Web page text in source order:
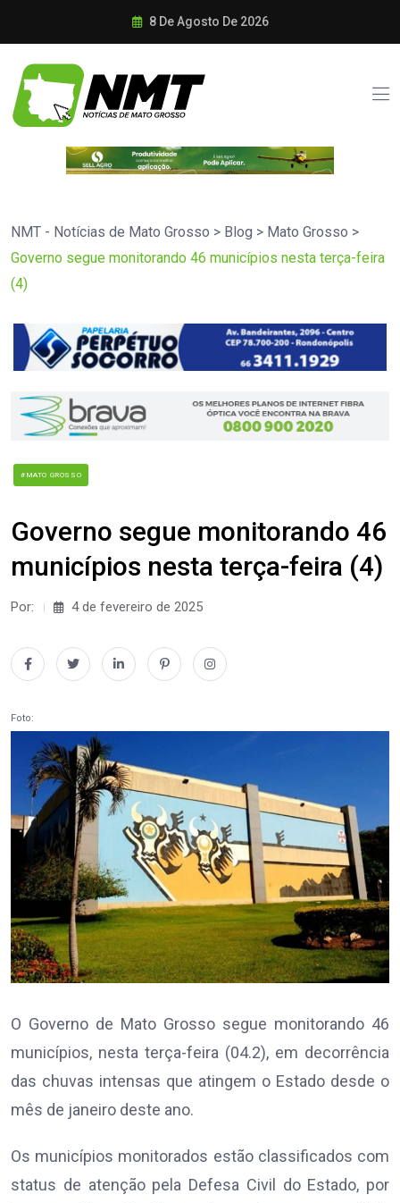
8 De Agosto De 2026
NMT - Notícias de Mato Grosso > Blog > Mato Grosso >
Governo segue monitorando 46 municípios nesta terça-feira
(4)
#MATO GROSSO
Governo segue monitorando 46
municípios nesta terça-feira (4)
Por: 4 de fevereiro de 2025
Foto:
O Governo de Mato Grosso segue monitorando 46
municípios, nesta terça-feira (04.2), em decorrência
das chuvas intensas que atingem o Estado desde o
mês de janeiro deste ano.
Os municípios monitorados estão classificados com
status de atenção pela Defesa Civil do Estado, por